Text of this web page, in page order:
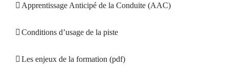
Apprentissage Anticipé de la Conduite (AAC)
Conditions d’usage de la piste
Les enjeux de la formation (pdf)